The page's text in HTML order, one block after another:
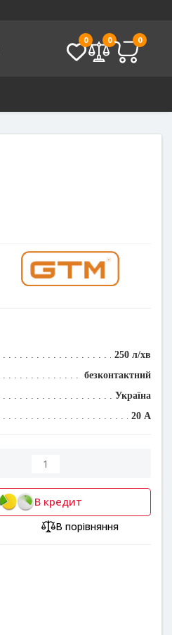
0 0 0
250 л/хв
безконтактний
Україна
20 А
В кредит
В порівняння